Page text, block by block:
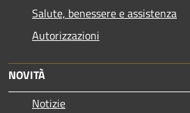
Salute, benessere e assistenza
Autorizzazioni
NOVITÀ
Notizie